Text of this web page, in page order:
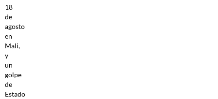
18
de
agosto
en
Mali,
y
un
golpe
de
Estado